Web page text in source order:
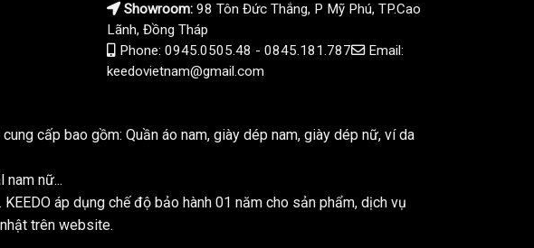
Showroom: 98 Tôn Đức Thắng, P Mỹ Phú, TP.Cao
Lãnh, Đồng Tháp
Phone: 0945.0505.48 - 0845.181.787
Email:
keedovietnam@gmail.com
cấp bao gồm: Quần áo nam, giày dép nam, giày dép nữ, ví da
nam nữ...
áp dụng chế độ bảo hành 01 năm cho sản phẩm, dịch vụ
trên website.